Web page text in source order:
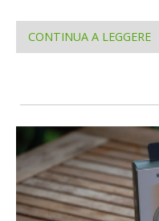
CONTINUA A LEGGERE